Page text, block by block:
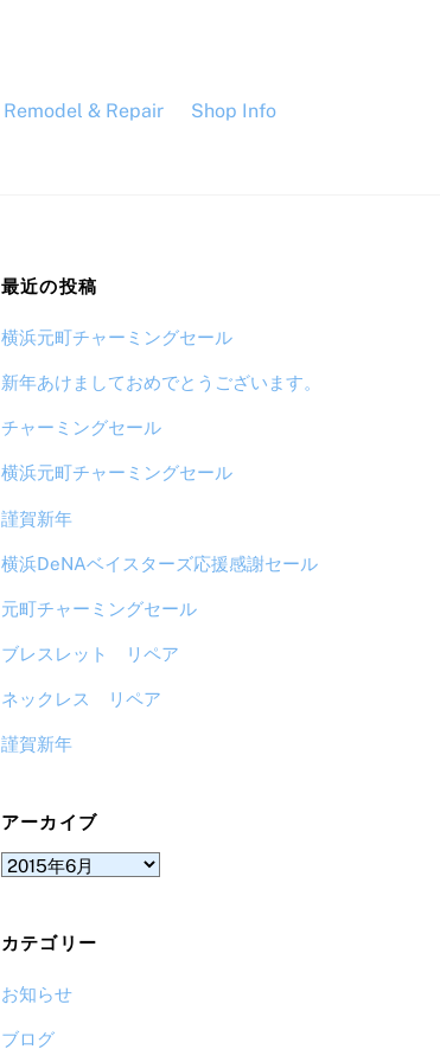
Remodel & Repair Shop Info
最近の投稿
横浜元町チャーミングセール
新年あけましておめでとうございます。
チャーミングセール
横浜元町チャーミングセール
謹賀新年
横浜DeNAベイスターズ応援感謝セール
元町チャーミングセール
ブレスレット リペア
ネックレス リペア
謹賀新年
アーカイブ
ア
イ
ブ
カテゴリー
お知らせ
ブログ